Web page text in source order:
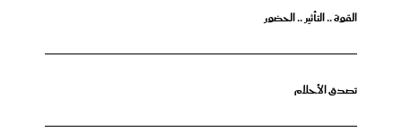
القوة .. التأثير .. الحضور
تصدق الأحلام